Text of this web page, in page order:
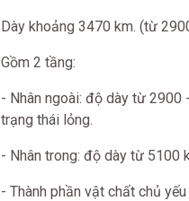
Dày khoảng 3470 km. (từ
Gồm 2 tầng:
- Nhân ngoài: độ dày từ
trạng thái lỏng.
- Nhân trong: độ dày từ 5100
- Thành phần vật chất chủ